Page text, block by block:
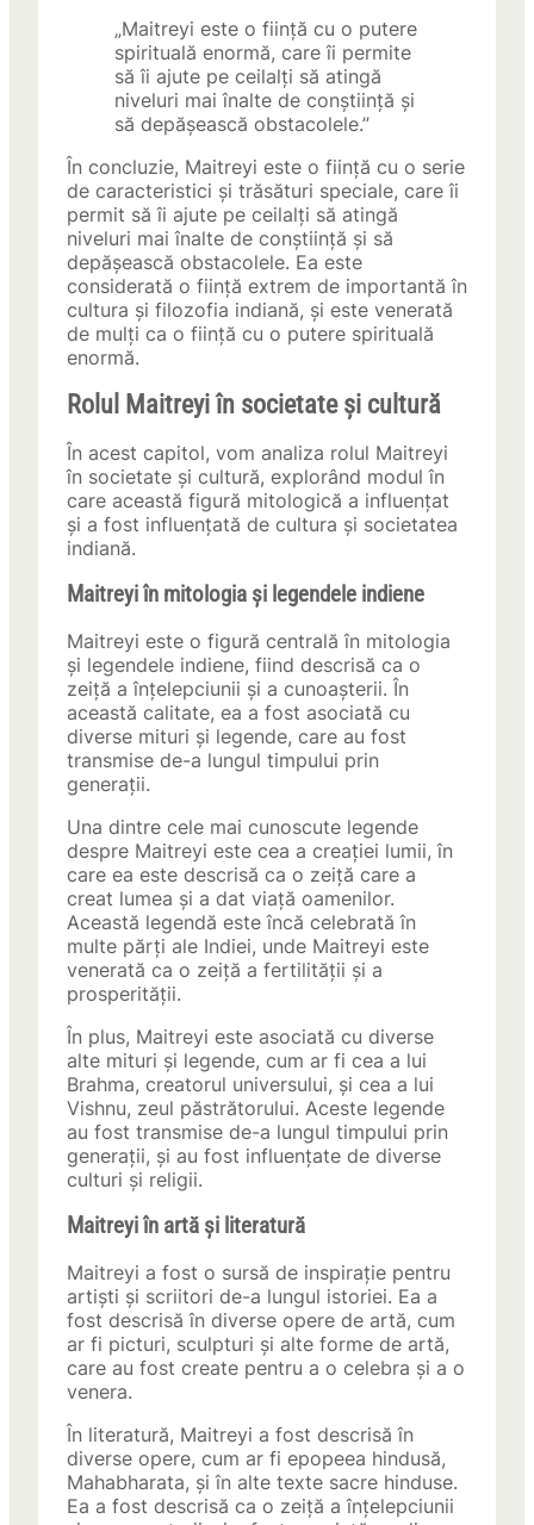
„Maitreyi este o ființă cu o putere
spirituală enormă, care îi permite
să îi ajute pe ceilalți să atingă
niveluri mai înalte de conștiință și
să depășească obstacolele.”
În concluzie, Maitreyi este o ființă cu o serie
de caracteristici și trăsături speciale, care îi
permit să îi ajute pe ceilalți să atingă
niveluri mai înalte de conștiință și să
depășească obstacolele. Ea este
considerată o ființă extrem de importantă în
cultura și filozofia indiană, și este venerată
de mulți ca o ființă cu o putere spirituală
enormă.
Rolul Maitreyi în societate și cultură
În acest capitol, vom analiza rolul Maitreyi
în societate și cultură, explorând modul în
care această figură mitologică a influențat
și a fost influențată de cultura și societatea
indiană.
Maitreyi în mitologia și legendele indiene
Maitreyi este o figură centrală în mitologia
și legendele indiene, fiind descrisă ca o
zeiță a înțelepciunii și a cunoașterii. În
această calitate, ea a fost asociată cu
diverse mituri și legende, care au fost
transmise de-a lungul timpului prin
generații.
Una dintre cele mai cunoscute legende
despre Maitreyi este cea a creației lumii, în
care ea este descrisă ca o zeiță care a
creat lumea și a dat viață oamenilor.
Această legendă este încă celebrată în
multe părți ale Indiei, unde Maitreyi este
venerată ca o zeiță a fertilității și a
prosperității.
În plus, Maitreyi este asociată cu diverse
alte mituri și legende, cum ar fi cea a lui
Brahma, creatorul universului, și cea a lui
Vishnu, zeul păstrătorului. Aceste legende
au fost transmise de-a lungul timpului prin
generații, și au fost influențate de diverse
culturi și religii.
Maitreyi în artă și literatură
Maitreyi a fost o sursă de inspirație pentru
artiști și scriitori de-a lungul istoriei. Ea a
fost descrisă în diverse opere de artă, cum
ar fi picturi, sculpturi și alte forme de artă,
care au fost create pentru a o celebra și a o
venera.
În literatură, Maitreyi a fost descrisă în
diverse opere, cum ar fi epopeea hindusă,
Mahabharata, și în alte texte sacre hinduse.
Ea a fost descrisă ca o zeiță a înțelepciunii